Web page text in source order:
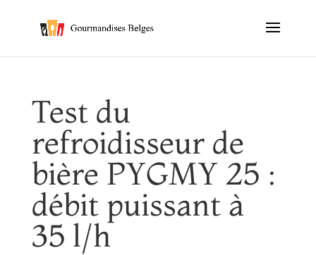
Test du
refroidisseur de
bière PYGMY 25 :
débit puissant à
35 l/h